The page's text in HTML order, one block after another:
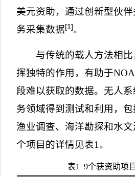
美元资助，通过创新型伙
务采集数据[1]。
与传统的载人方法相
挥独特的作用，有助于
段难以获取的数据。无人
务领域得到测试和利用，包
渔业调查、海洋勘探和水
个项目的详情见表1。
表1 9个获资助项